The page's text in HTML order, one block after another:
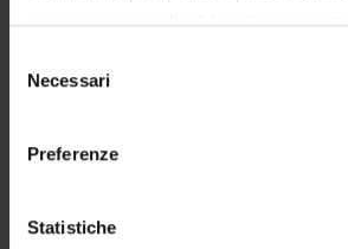
privacy sono applicabili solo su
modificare o revocare il proprio
momento dalla Dichiarazione sui
raccogliere informazioni sulla
delNecessari
Preferenze
Statistiche
BIBLIOTECHE
CENTRI